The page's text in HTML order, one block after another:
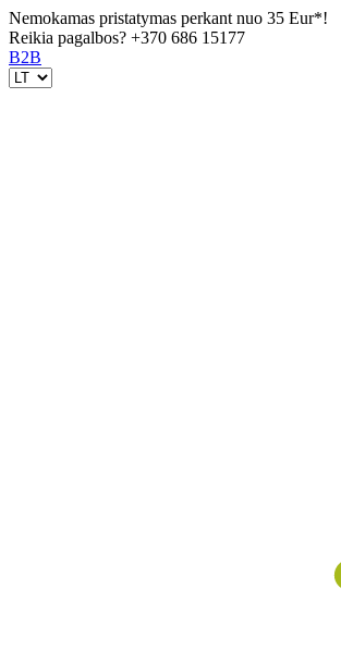
Nemokamas pristatymas perkant nuo 35 Eur*!
Reikia pagalbos? +370 686 15177
B2B